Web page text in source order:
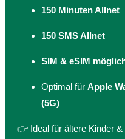
150 Minuten Allnet
150 SMS Allnet
SIM & eSIM
Optimal für Apple
(5G)
👉 Ideal für ältere Kinder